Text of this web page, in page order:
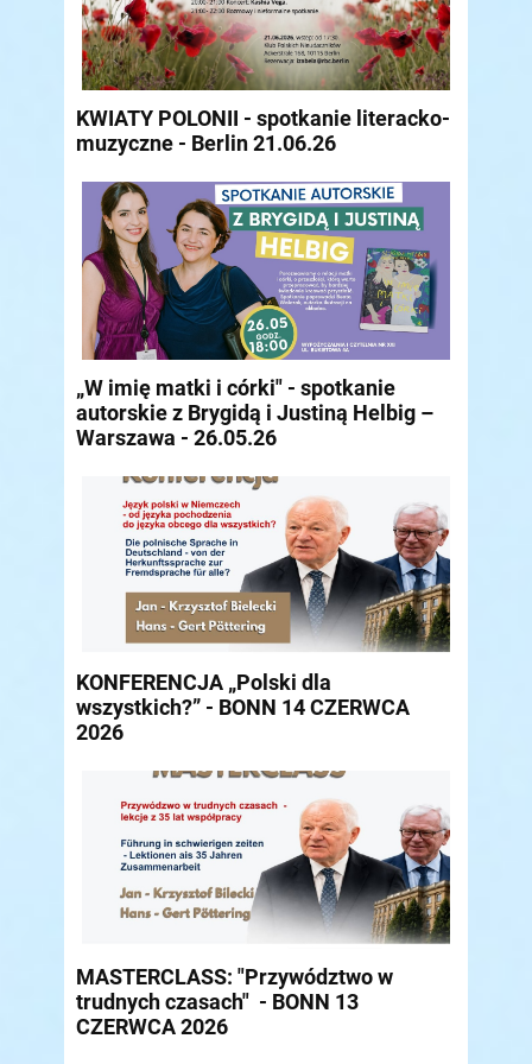
KWIATY POLONII - spotkanie literacko-
muzyczne - Berlin 21.06.26
„W imię matki i córki" - spotkanie
autorskie z Brygidą i Justiną Helbig –
Warszawa - 26.05.26
KONFERENCJA „Polski dla
wszystkich?” - BONN 14 CZERWCA
2026
MASTERCLASS: "Przywództwo w
trudnych czasach" - BONN 13
CZERWCA 2026